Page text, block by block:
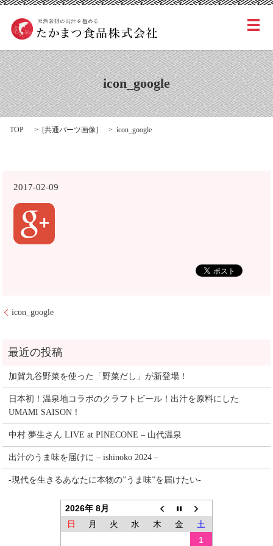
メ
icon_google
TOP [共通パーツ画像] icon_google
2017-02-09
icon_google
加賀九谷野菜を使った「野菜だし」が新登場！
日本初！温泉地コラボのクラフトビール！出汁を原料にした
UMAMI SAISON！
中村 夢生さん LIVE at PINECONE – 山代温泉
出汁のうま味を届けに – ishinoko 2024 –
-現代を生きるあなたに本物の”うま味”を届けたい-
2026年 8月
日
月 火 水 木 金
土
1